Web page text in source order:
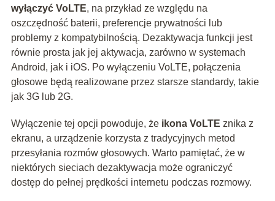
wyłączyć VoLTE, na przykład ze względu na
oszczędność baterii, preferencje prywatności lub
problemy z kompatybilnością. Dezaktywacja funkcji jest
równie prosta jak jej aktywacja, zarówno w systemach
Android, jak i iOS. Po wyłączeniu VoLTE, połączenia
głosowe będą realizowane przez starsze standardy, takie
jak 3G lub 2G.
Wyłączenie tej opcji powoduje, że ikona VoLTE znika z
ekranu, a urządzenie korzysta z tradycyjnych metod
przesyłania rozmów głosowych. Warto pamiętać, że w
niektórych sieciach dezaktywacja może ograniczyć
dostęp do pełnej prędkości internetu podczas rozmowy.